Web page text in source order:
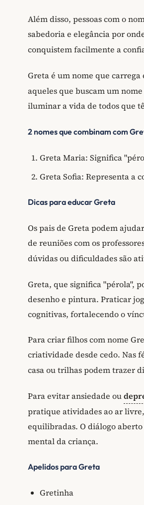
Além disso, pessoas com o
sabedoria e elegância por
conquistem facilmente a
Greta é um nome que carrega
aqueles que buscam um
iluminar a vida de todos que
2 nomes que combinam com
Greta Maria: Significa
Greta Sofia: Representa a
Dicas para educar Greta
Os pais de Greta podem
de reuniões com os
dúvidas ou dificuldades são
Greta, que significa "pérola",
desenho e pintura. Praticar
cognitivas, fortalecendo o
Para criar filhos com nome
criatividade desde cedo. Nas
casa ou trilhas podem trazer
Para evitar ansiedade ou
pratique atividades ao ar
equilibradas. O diálogo
mental da criança.
Apelidos para Greta
Gretinha